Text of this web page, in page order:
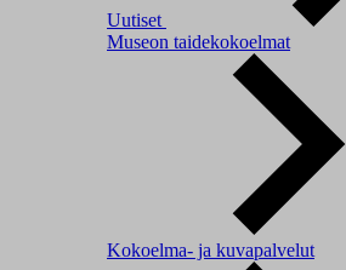
Uutiset
Museon taidekokoelmat
Kokoelma- ja kuvapalvelut